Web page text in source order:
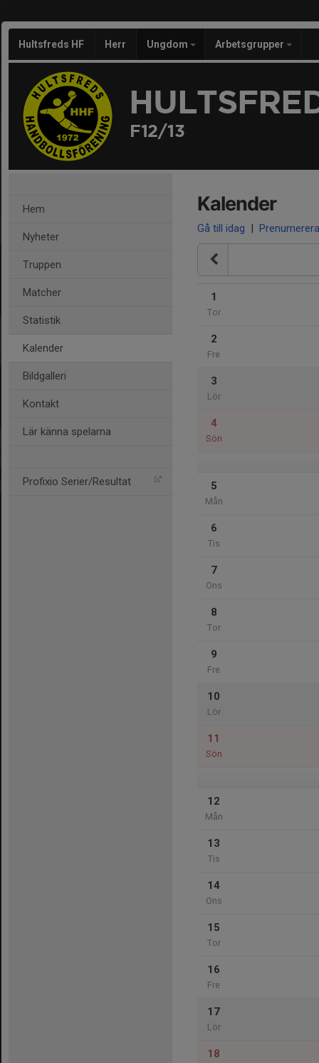
Hultsfreds HF Herr Ungdom Arbetsgrupper
F12/13
Hem
Nyheter
Truppen
Matcher
Statistik
Kalender
Bildgalleri
Kontakt
Lär känna spelarna
Profixio Serier/Resultat
Kalender
Gå till idag | Prenumerera
1
Tor
2
Fre
3
Lör
4
Sön
5
Mån
6
Tis
7
Ons
8
Tor
9
Fre
10
Lör
11
Sön
12
Mån
13
Tis
14
Ons
15
Tor
16
Fre
17
Lör
18